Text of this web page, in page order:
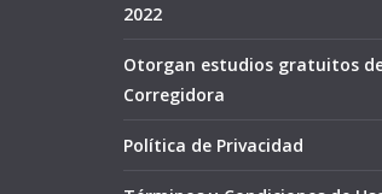
2022
Otorgan estudios gratuitos
Corregidora
Política de Privacidad